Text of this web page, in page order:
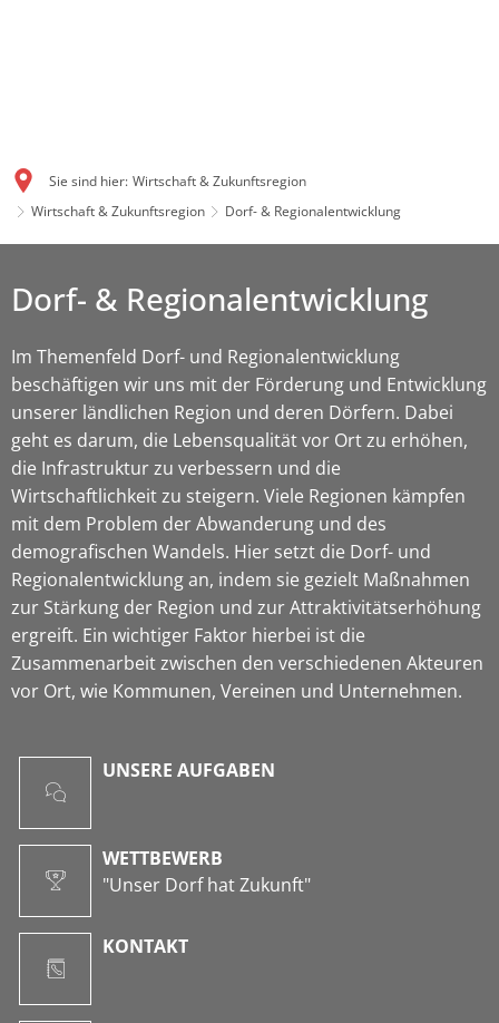
Sie sind hier: Wirtschaft & Zukunftsregion
Wirtschaft & Zukunftsregion
Dorf- & Regionalentwicklung
&
Regionalentwicklung
Dorf- & Regionalentwicklung
Im Themenfeld Dorf- und Regionalentwicklung
beschäftigen wir uns mit der Förderung und Entwicklung
unserer ländlichen Region und deren Dörfern. Dabei
geht es darum, die Lebensqualität vor Ort zu erhöhen,
die Infrastruktur zu verbessern und die
Wirtschaftlichkeit zu steigern. Viele Regionen kämpfen
mit dem Problem der Abwanderung und des
demografischen Wandels. Hier setzt die Dorf- und
Regionalentwicklung an, indem sie gezielt Maßnahmen
zur Stärkung der Region und zur Attraktivitätserhöhung
ergreift. Ein wichtiger Faktor hierbei ist die
Zusammenarbeit zwischen den verschiedenen Akteuren
vor Ort, wie Kommunen, Vereinen und Unternehmen.
UNSERE AUFGABEN
WETTBEWERB
"Unser Dorf hat Zukunft"
KONTAKT